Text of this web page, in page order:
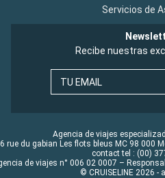
Servicios de
Recibe nuestras
TU EMAIL
Agencia de viajes
rue du gabian Les flots bleus MC 98 000
contact tel : (00)
de viajes n° 006 02 0007 –
© CRUISELINE 2026 -